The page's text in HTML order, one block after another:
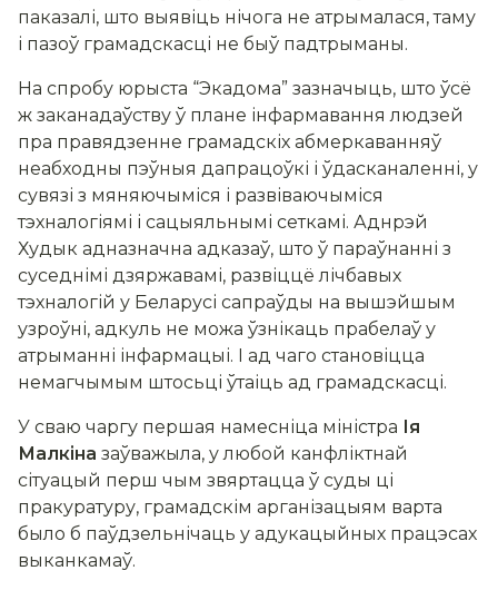
паказалі, што выявіць нічога не атрымалася, таму
і пазоў грамадскасці не быў падтрыманы.
На спробу юрыста “Экадома” зазначыць, што ўсё
ж заканадаўству ў плане інфармавання людзей
пра правядзенне грамадскіх абмеркаванняў
неабходны пэўныя дапрацоўкі і ўдасканаленні, у
сувязі з мяняючыміся і развіваючыміся
тэхналогіямі і сацыяльнымі сеткамі. Аднрэй
Худык адназначна адказаў, што ў параўнанні з
суседнімі дзяржавамі, развіццё лічбавых
тэхналогій у Беларусі сапраўды на вышэйшым
узроўні, адкуль не можа ўзнікаць прабелаў у
атрыманні інфармацыі. І ад чаго становіцца
немагчымым штосьці ўтаіць ад грамадскасці.
У сваю чаргу першая намесніца міністра Ія
Малкіна заўважыла, у любой канфліктнай
сітуацый перш чым звяртацца ў суды ці
пракуратуру, грамадскім арганізацыям варта
было б паўдзельнічаць у адукацыйных працэсах
выканкамаў.